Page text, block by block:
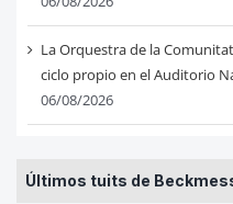
La Orquestra de la
ciclo propio en el Auditorio
06/08/2026
Últimos tuits de